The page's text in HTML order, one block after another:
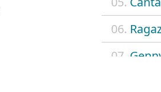
06.
07.